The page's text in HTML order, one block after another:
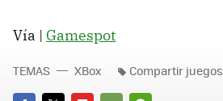
Vía | Gamespot
TEMAS XBox Compartir juegos